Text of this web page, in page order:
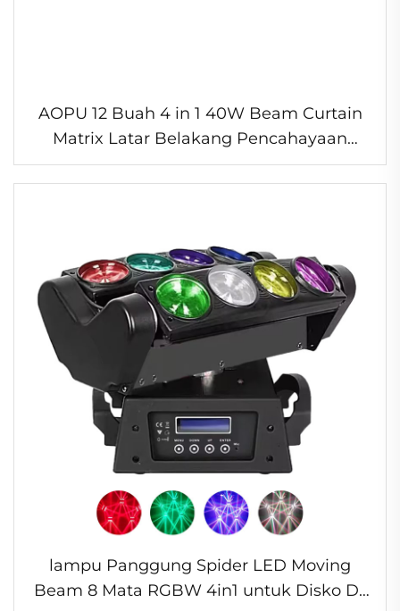
AOPU 12 Buah 4 in 1 40W Beam Curtain
Matrix Latar Belakang Pencahayaan
Panggung Moving Head Acara
Pencahayaan Disko
lampu Panggung Spider LED Moving
Beam 8 Mata RGBW 4in1 untuk Disko DJ